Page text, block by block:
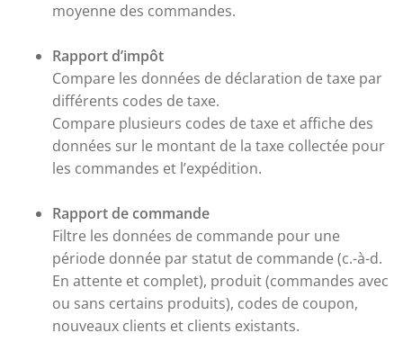
moyenne des commandes.
Rapport d’impôt
Compare les données de déclaration de taxe par
différents codes de taxe.
Compare plusieurs codes de taxe et affiche des
données sur le montant de la taxe collectée pour
les commandes et l’expédition.
Rapport de commande
Filtre les données de commande pour une
période donnée par statut de commande (c.-à-d.
En attente et complet), produit (commandes avec
ou sans certains produits), codes de coupon,
nouveaux clients et clients existants.